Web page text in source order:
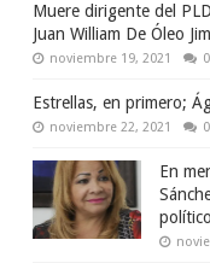
Muere dirigente del
Juan William De Óleo
noviembre 19, 2021 0
Estrellas, en primero;
noviembre 22, 2021 0
En